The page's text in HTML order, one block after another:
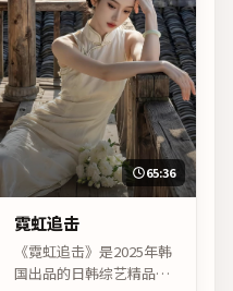
65:36
霓虹追击
《霓虹追击》是2025年韩
国出品的日韩综艺精品，